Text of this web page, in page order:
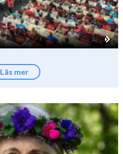
Läs mer